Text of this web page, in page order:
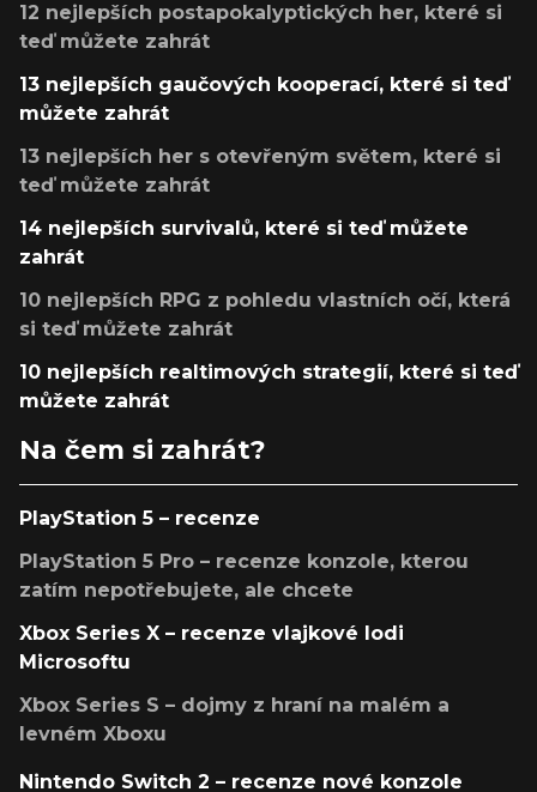
12 nejlepších postapokalyptických her, které si
teď můžete zahrát
13 nejlepších gaučových kooperací, které si teď
můžete zahrát
13 nejlepších her s otevřeným světem, které si
teď můžete zahrát
14 nejlepších survivalů, které si teď můžete
zahrát
10 nejlepších RPG z pohledu vlastních očí, která
si teď můžete zahrát
10 nejlepších realtimových strategií, které si teď
můžete zahrát
Na čem si zahrát?
PlayStation 5 – recenze
PlayStation 5 Pro – recenze konzole, kterou
zatím nepotřebujete, ale chcete
Xbox Series X – recenze vlajkové lodi
Microsoftu
Xbox Series S – dojmy z hraní na malém a
levném Xboxu
Nintendo Switch 2 – recenze nové konzole